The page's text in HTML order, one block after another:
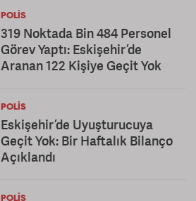
POLIS
319 Noktada Bin 484 Personel
Görev Yaptı: Eskişehir’de
Aranan 122 Kişiye Geçit Yok
POLIS
Eskişehir’de Uyuşturucuya
Geçit Yok: Bir Haftalık Bilanço
Açıklandı
POLIS